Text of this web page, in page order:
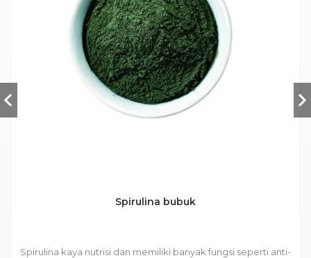
Spirulina bubuk
Spirulina kaya nutrisi dan memiliki banyak fungsi seperti anti-